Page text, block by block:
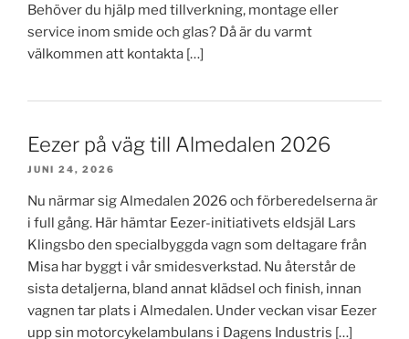
Behöver du hjälp med tillverkning, montage eller
service inom smide och glas? Då är du varmt
välkommen att kontakta […]
Eezer på väg till Almedalen 2026
JUNI 24, 2026
Nu närmar sig Almedalen 2026 och förberedelserna är
i full gång. Här hämtar Eezer-initiativets eldsjäl Lars
Klingsbo den specialbyggda vagn som deltagare från
Misa har byggt i vår smidesverkstad. Nu återstår de
sista detaljerna, bland annat klädsel och finish, innan
vagnen tar plats i Almedalen. Under veckan visar Eezer
upp sin motorcykelambulans i Dagens Industris […]